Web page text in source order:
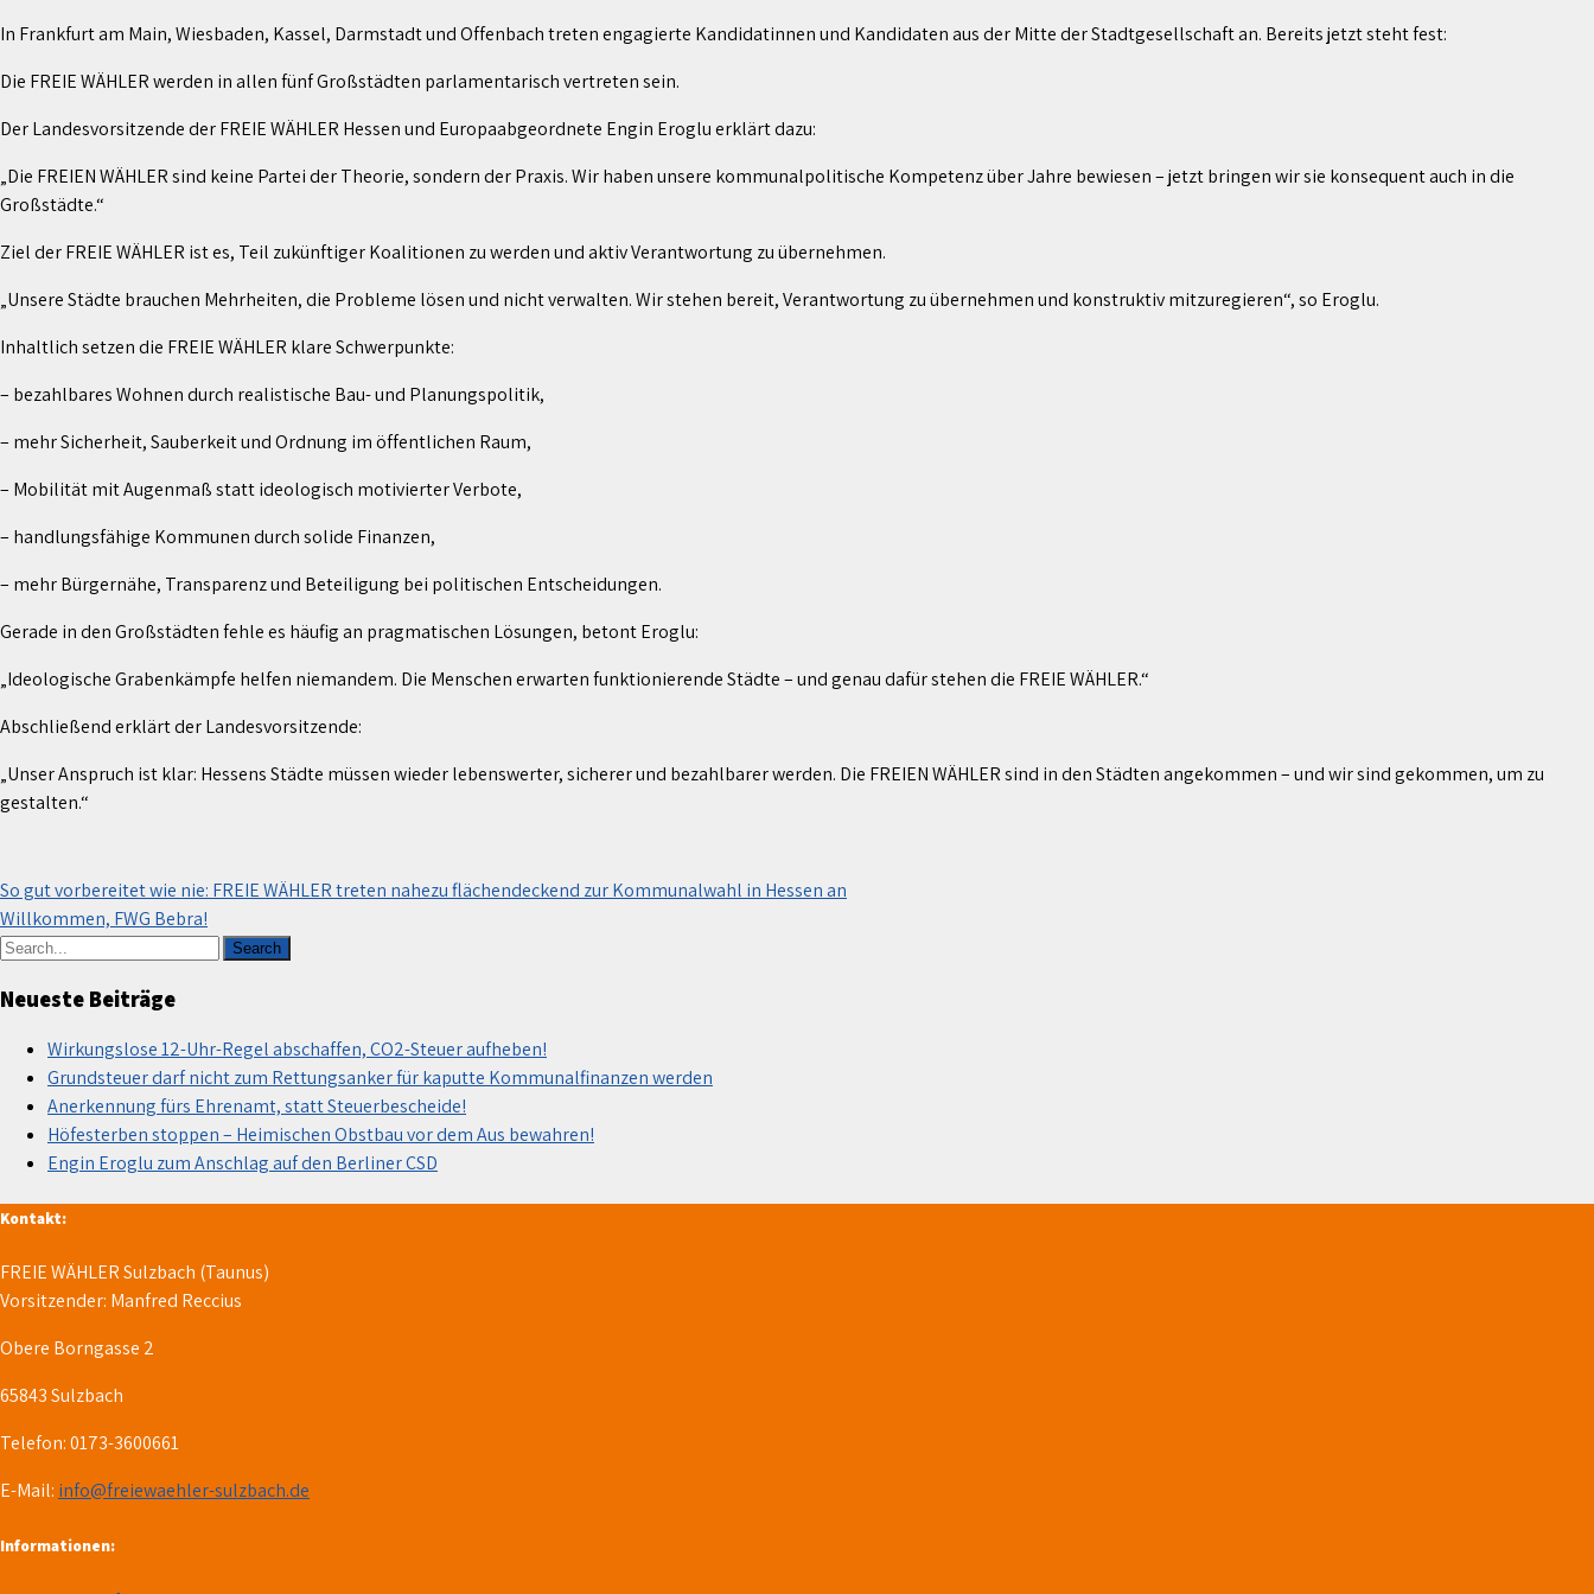
In Frankfurt am Main, Wiesbaden, Kassel, Darmstadt und Offenbach treten engagierte Kandidatinnen und Kandidaten aus der Mitte der Stadtgesellschaft an. Bereits jetzt steht fest:
Die FREIE WÄHLER werden in allen fünf Großstädten parlamentarisch vertreten sein.
Der Landesvorsitzende der FREIE WÄHLER Hessen und Europaabgeordnete Engin Eroglu erklärt dazu:
„Die FREIEN WÄHLER sind keine Partei der Theorie, sondern der Praxis. Wir haben unsere kommunalpolitische Kompetenz über Jahre bewiesen – jetzt bringen wir sie konsequent auch in die
Großstädte.“
Ziel der FREIE WÄHLER ist es, Teil zukünftiger Koalitionen zu werden und aktiv Verantwortung zu übernehmen.
„Unsere Städte brauchen Mehrheiten, die Probleme lösen und nicht verwalten. Wir stehen bereit, Verantwortung zu übernehmen und konstruktiv mitzuregieren“, so Eroglu.
Inhaltlich setzen die FREIE WÄHLER klare Schwerpunkte:
– bezahlbares Wohnen durch realistische Bau- und Planungspolitik,
– mehr Sicherheit, Sauberkeit und Ordnung im öffentlichen Raum,
– Mobilität mit Augenmaß statt ideologisch motivierter Verbote,
– handlungsfähige Kommunen durch solide Finanzen,
– mehr Bürgernähe, Transparenz und Beteiligung bei politischen Entscheidungen.
Gerade in den Großstädten fehle es häufig an pragmatischen Lösungen, betont Eroglu:
„Ideologische Grabenkämpfe helfen niemandem. Die Menschen erwarten funktionierende Städte – und genau dafür stehen die FREIE WÄHLER.“
Abschließend erklärt der Landesvorsitzende:
„Unser Anspruch ist klar: Hessens Städte müssen wieder lebenswerter, sicherer und bezahlbarer werden. Die FREIEN WÄHLER sind in den Städten angekommen – und wir sind gekommen, um zu
gestalten.“
Beitragsnavigation
So gut vorbereitet wie nie: FREIE WÄHLER treten nahezu flächendeckend zur Kommunalwahl in Hessen an
Willkommen, FWG Bebra!
Neueste Beiträge
Wirkungslose 12-Uhr-Regel abschaffen, CO2-Steuer aufheben!
Grundsteuer darf nicht zum Rettungsanker für kaputte Kommunalfinanzen werden
Anerkennung fürs Ehrenamt, statt Steuerbescheide!
Höfesterben stoppen – Heimischen Obstbau vor dem Aus bewahren!
Engin Eroglu zum Anschlag auf den Berliner CSD
Kontakt:
FREIE WÄHLER Sulzbach (Taunus)
Vorsitzender: Manfred Reccius
Obere Borngasse 2
65843 Sulzbach
Telefon: 0173-3600661
E-Mail: info@freiewaehler-sulzbach.de
Informationen: